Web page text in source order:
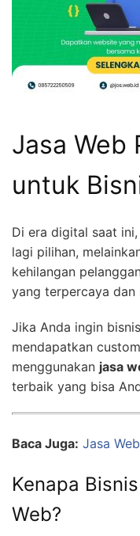
Jasa Web
untuk
Di era digital saat
lagi pilihan,
kehilangan
yang terpercaya dan
Jika Anda ingin
mendapatkan
menggunakan jasa
terbaik yang bisa
Baca Juga: Jasa
Kenapa
Web?